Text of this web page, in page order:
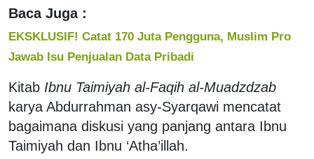
Baca Juga :
EKSKLUSIF! Catat 170 Juta Pengguna, Muslim Pro
Jawab Isu Penjualan Data Pribadi
Kitab Ibnu Taimiyah al-Faqih al-Muadzdzab
karya Abdurrahman asy-Syarqawi mencatat
bagaimana diskusi yang panjang antara Ibnu
Taimiyah dan Ibnu ‘Atha’illah.